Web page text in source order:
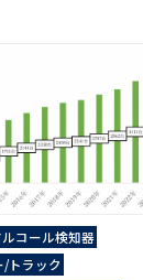
ルコール検知器
トラック